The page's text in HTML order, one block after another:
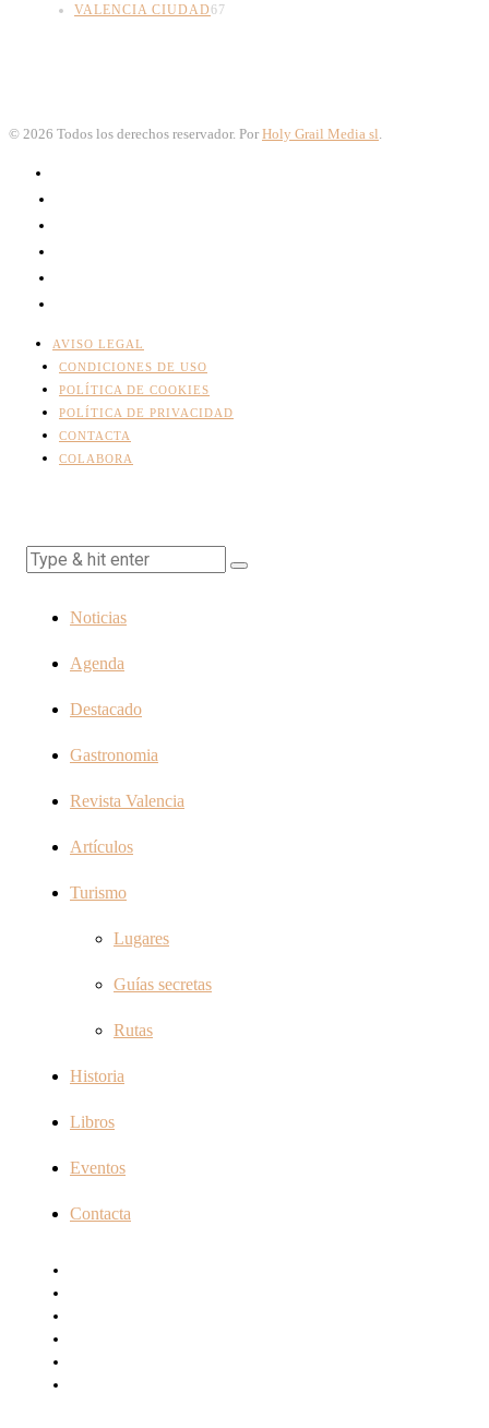
VALENCIA CIUDAD67
© 2026 Todos los derechos reservador. Por Holy Grail Media sl
AVISO LEGAL
CONDICIONES DE USO
POLÍTICA DE COOKIES
POLÍTICA DE PRIVACIDAD
CONTACTA
COLABORA
Noticias
Agenda
Destacado
Gastronomia
Revista Valencia
Artículos
Turismo
Lugares
Guías secretas
Rutas
Historia
Libros
Eventos
Contacta